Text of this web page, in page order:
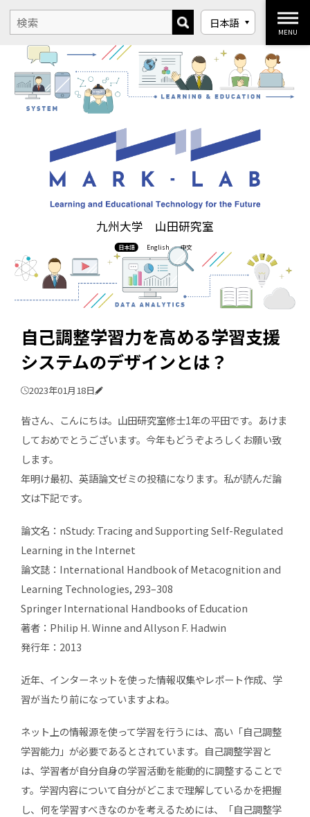
九州大学 山田研究室
日本語 English 中文
MENU
自己調整学習力を高める学習支援
システムのデザインとは？
2023年01月18日
皆さん、こんにちは。山田研究室修士1年の平田です。あけま
しておめでとうございます。今年もどうぞよろしくお願い致
します。
年明け最初、英語論文ゼミの投稿になります。私が読んだ論
文は下記です。
論文名：nStudy: Tracing and Supporting Self-Regulated
Learning in the Internet
論文誌：International Handbook of Metacognition and
Learning Technologies, 293–308
Springer International Handbooks of Education
著者：Philip H. Winne and Allyson F. Hadwin
発行年：2013
近年、インターネットを使った情報収集やレポート作成、学
習が当たり前になっていますよね。
ネット上の情報源を使って学習を行うには、高い「自己調整
学習能力」が必要であるとされています。自己調整学習と
は、学習者が自分自身の学習活動を能動的に調整することで
す。学習内容について自分がどこまで理解しているかを把握
し、何を学習すべきなのかを考えるためには、「自己調整学